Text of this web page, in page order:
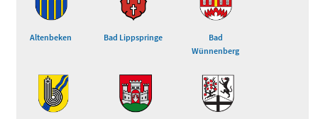
Altenbeken Bad Lippspringe
Bad
Wünnenberg